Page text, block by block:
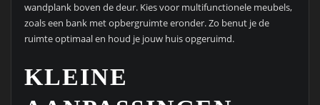
wandplank boven de deur. Kies voor multifunctionele meubels,
zoals een bank met opbergruimte eronder. Zo benut je de
ruimte optimaal en houd je jouw huis opgeruimd.
KLEINE